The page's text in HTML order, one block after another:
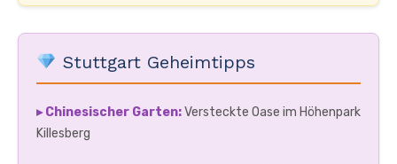
Stuttgart Geheimtipps
▸ Chinesischer Garten:Versteckte Oase im Höhenpark
Killesberg